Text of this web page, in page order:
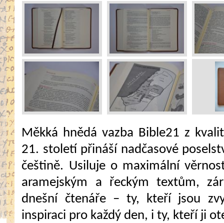
Měkká hnědá vazba Bible21 z
21. století přináší nadčasové
češtině. Usiluje o maximální
aramejským a řeckým textům,
dnešní čtenáře – ty, kteří jsou
inspiraci pro každý den, i ty, kteří ji